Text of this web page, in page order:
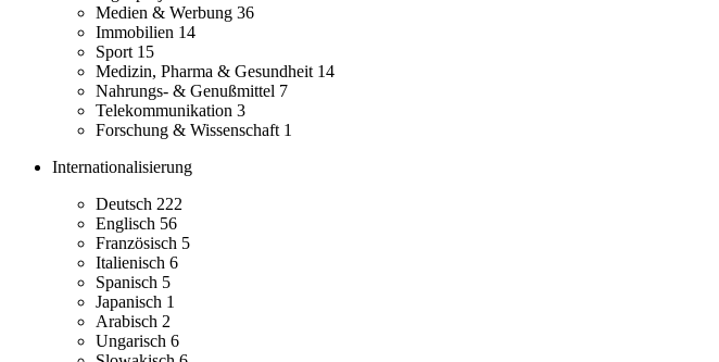
Medien & Werbung 36
Immobilien 14
Sport 15
Medizin, Pharma & Gesundheit 14
Nahrungs- & Genußmittel 7
Telekommunikation 3
Forschung & Wissenschaft 1
Internationalisierung
Deutsch 222
Englisch 56
Französisch 5
Italienisch 6
Spanisch 5
Japanisch 1
Arabisch 2
Ungarisch 6